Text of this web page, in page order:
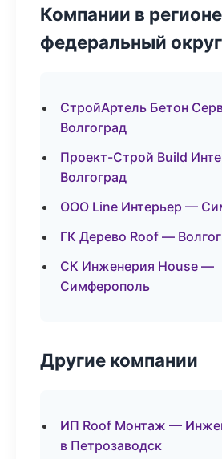
Компании в
федеральный округ
СтройАртель Бетон
Волгоград
Проект-Строй Build
Волгоград
ООО Line Интерьер —
ГК Дерево Roof —
СК Инженерия House —
Симферополь
Другие компании
ИП Roof Монтаж —
в Петрозаводск